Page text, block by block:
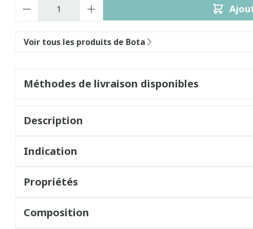
Voir tous les produits de Bota
Méthodes de livraison disponibles
Description
Indication
Propriétés
Composition